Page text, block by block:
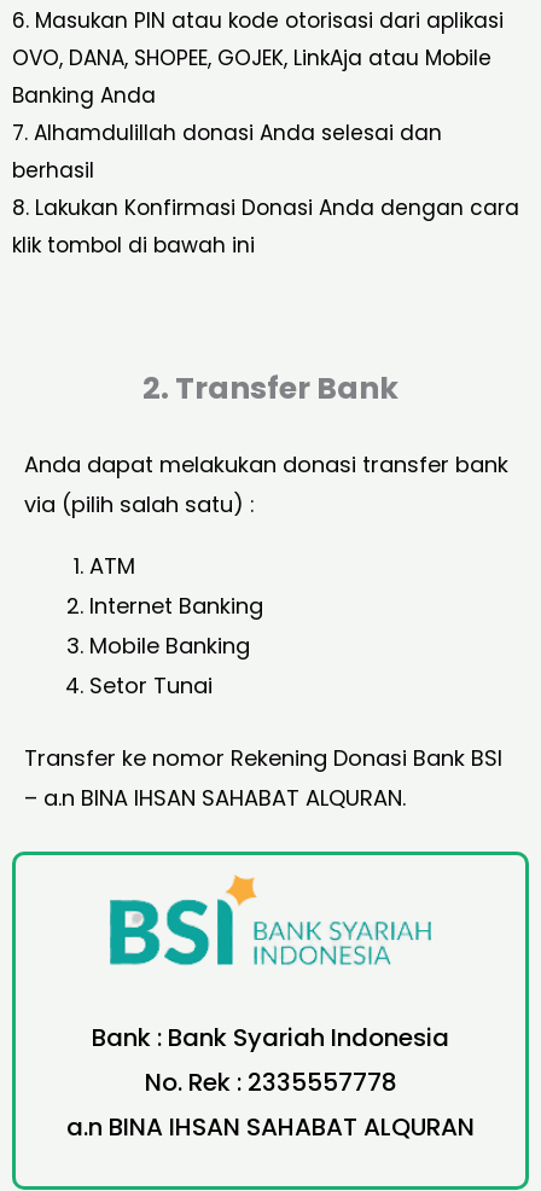
6. Masukan PIN atau kode otorisasi dari aplikasi
OVO, DANA, SHOPEE, GOJEK, LinkAja atau Mobile
Banking Anda
7. Alhamdulillah donasi Anda selesai dan
berhasil
8. Lakukan Konfirmasi Donasi Anda dengan cara
klik tombol di bawah ini
2. Transfer Bank
Anda dapat melakukan donasi transfer bank
via (pilih salah satu) :
ATM
Internet Banking
Mobile Banking
Setor Tunai
Transfer ke nomor Rekening Donasi Bank BSI
– a.n BINA IHSAN SAHABAT ALQURAN.
Bank : Bank Syariah Indonesia
No. Rek : 2335557778
a.n BINA IHSAN SAHABAT ALQURAN